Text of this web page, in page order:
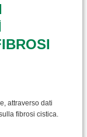
attraverso dati
fibrosi cistica.